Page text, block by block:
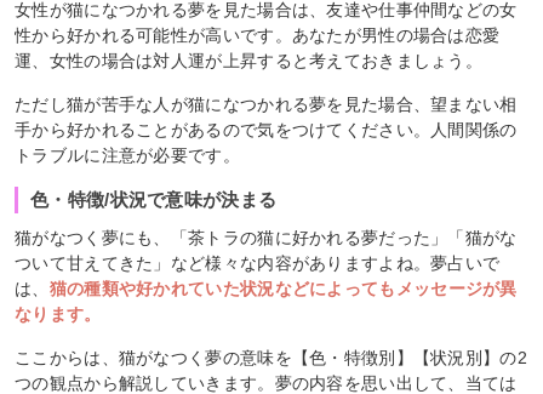
女性が猫になつかれる夢を見た場合は、友達や仕事仲間などの女
性から好かれる可能性が高いです。あなたが男性の場合は恋愛
運、女性の場合は対人運が上昇すると考えておきましょう。
ただし猫が苦手な人が猫になつかれる夢を見た場合、望まない相
手から好かれることがあるので気をつけてください。人間関係の
トラブルに注意が必要です。
色・特徴/状況で意味が決まる
猫がなつく夢にも、「茶トラの猫に好かれる夢だった」「猫がな
ついて甘えてきた」など様々な内容がありますよね。夢占いで
は、 猫の種類や好かれていた状況などによってもメッセージが異
なります。
ここからは、猫がなつく夢の意味を【色・特徴別】【状況別】の2
つの観点から解説していきます。夢の内容を思い出して、当ては